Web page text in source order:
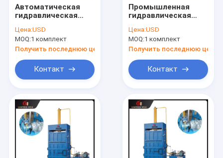
Автоматическая
гидравлическая
машина Высокое
сжатие Стабильная
производительность
для обработки
тканых мешков
Цена:USD
MOQ:1 комплект
Получить последнюю цену
Контакт
Промышленная
гидравлическая
машина, мощное
сжатие, стабильная
работа для
упаковки тканых
мешков
Цена:USD
MOQ:1 комплект
Получить последнюю цену
Контакт